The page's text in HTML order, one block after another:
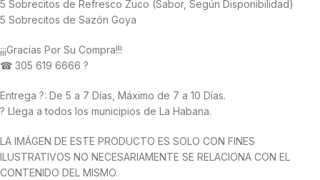
5 Sobrecitos de Refresco Zuco (Sabor, Según Disponibilidad)
5 Sobrecitos de Sazón Goya
¡¡¡Gracias Por Su Compra!!!
☎ 305 619 6666 ?
Entrega ?: De 5 a 7 Días, Máximo de 7 a 10 Días.
? Llega a todos los municipios de La Habana.
LA IMÁGEN DE ESTE PRODUCTO ES SOLO CON FINES
ILUSTRATIVOS NO NECESARIAMENTE SE RELACIONA CON EL
CONTENIDO DEL MISMO.